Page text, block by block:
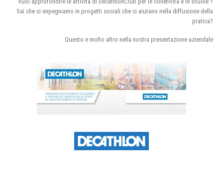
Sai che ci impegniamo in progetti sociali che ci aiutano nella diffusione della
pratica?
Questo e molto altro nella nostra presentazione aziendale